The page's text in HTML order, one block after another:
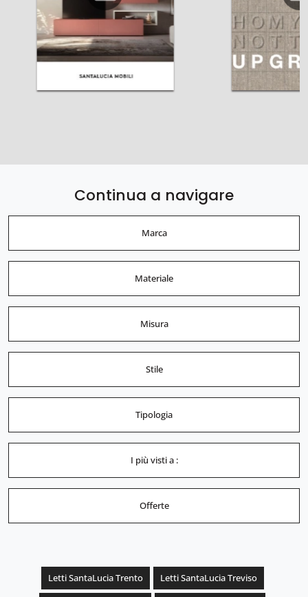
Continua a navigare
Marca
Materiale
Misura
Stile
Tipologia
I più visti a :
Offerte
Letti SantaLucia Trento Letti SantaLucia Treviso